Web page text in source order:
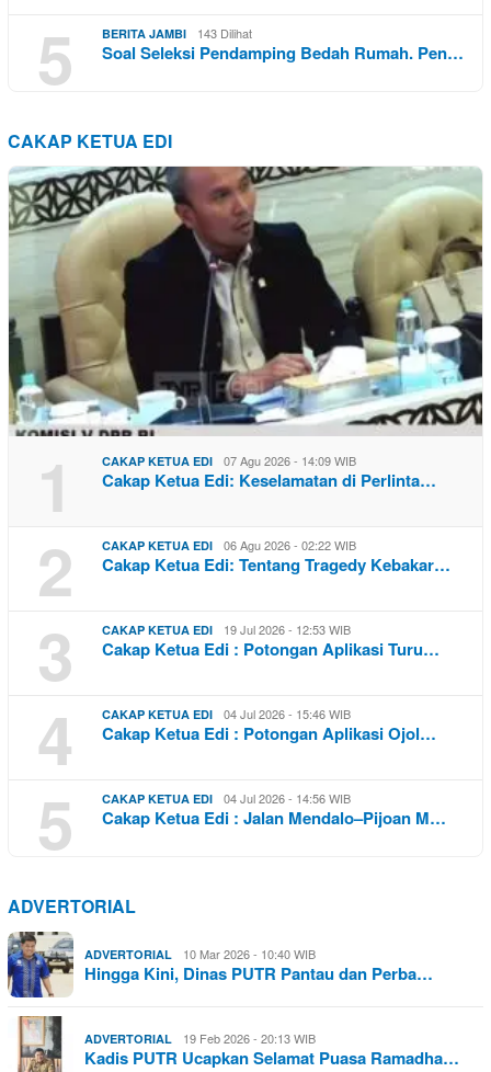
5
BERITA JAMBI 143 Dilihat
Soal Seleksi Pendamping Bedah Rumah. Pen…
CAKAP KETUA EDI
1 CAKAP KETUA EDI 07 Agu 2026 - 14:09 WIB
Cakap Ketua Edi: Keselamatan di Perlinta…
2 CAKAP KETUA EDI 06 Agu 2026 - 02:22 WIB
Cakap Ketua Edi: Tentang Tragedy Kebakar…
3 CAKAP KETUA EDI 19 Jul 2026 - 12:53 WIB
Cakap Ketua Edi : Potongan Aplikasi Turu…
4 CAKAP KETUA EDI 04 Jul 2026 - 15:46 WIB
Cakap Ketua Edi : Potongan Aplikasi Ojol…
5 CAKAP KETUA EDI 04 Jul 2026 - 14:56 WIB
Cakap Ketua Edi : Jalan Mendalo–Pijoan M…
ADVERTORIAL
ADVERTORIAL 10 Mar 2026 - 10:40 WIB
Hingga Kini, Dinas PUTR Pantau dan Perba…
ADVERTORIAL 19 Feb 2026 - 20:13 WIB
Kadis PUTR Ucapkan Selamat Puasa Ramadha…